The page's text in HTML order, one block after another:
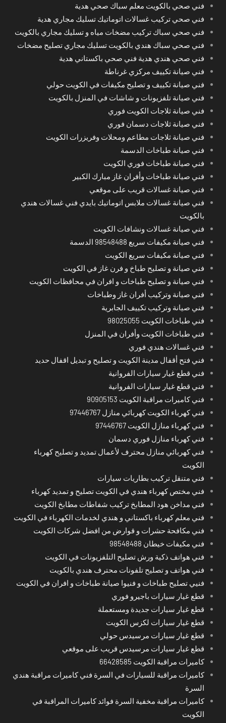
فني صحي بالكويت معلم سباك صحي هدية
فني صحي تركيب غسالات اتوماتيك تسليك مجاري هدية
فني صحي سباك تركيب مضخات مياه و تسليك مجاري بالكويت
فني صحي سباك هندي بالكويت تسليك مجاري تصليح مضخات
فني صحي هندي هدية فني صحي باكستاني هدية
فني صيانة تكييف مركزي غرناطة
فني صيانة تكييف و تصليح مكيفات في الكويت حولي
فني صيانة تلفزيونات و شاشات في المنزل بالكويت
فني صيانة ثلاجات الكويت فوري
فني صيانة ثلاجات دسمان فوري
فني صيانة ثلاجات مطاعم ومحلات وفريزرات الكويت
فني صيانة طباخات الدسمة
فني صيانة طباخات فوري الكويت
فني صيانة طباخات وأفران غاز مبارك الكبير
فني صيانة غسالات قريب على موقعي
فني صيانة غسالات ملابس اتوماتيك بايدي فني غسالات هندي
بالكويت
فني صيانة غسالات ونشافات الكويت
فني صيانة مكيفات سريع 98548488 الدسمة
فني صيانة مكيفات سريع الكويت
فني صيانة و تصليح طباخ و فرن غاز في الكويت
فني صيانة و تصليح طباخات و افران في محافظات الكويت
فني صيانة وتركيب أفران غاز وطباخات
فني صيانة وتركيب تكييف الجابرية
فني طباخات الكويت 98025055
فني طباخات الكويت وأفران في المنزل
فني غسالات هندي فوري
فني فتح أقفال مدينة الكويت و تصليح و تبديل اقفال حديد
فني قطع غيار سيارات الفروانية
فني قطع غيار سيارات الفروانية
فني كاميرات مراقبة الكويت 90905153
فني كهرباء الكويت كهربائي منازل 97446767
فني كهرباء منازل الكويت 97446767
فني كهرباء منازل فوري دسمان
فني كهربائي منازل محترف لأعمال تمديد و تصليح كهرباء
الكويت
فني متنقل تركيب بطاريات سيارات
فني مختص كهرباء هندي في الكويت تصليح و تمديد كهرباء
فني مداخن هود المطابخ تركيب شفاطات مطابخ الكويت
فني معلم كهرباء باكستاني و هندي لخدمات الكهرباء في الكويت
فني مكافحة حشرات و قوارض من افضل شركات الكويت
فني مكيفات خيطان 98548488
فني هواتف ذكية ورش تصليح التلفزيونات في الكويت
فني هواتف و تصليح تلفونات محترف هندي بالكويت
فنيي تصليح طباخات و فنيوا صيانة طباخات و افران في الكويت
قطع غيار سيارات باجيرو فوري
قطع غيار سيارات جديدة ومستعملة
قطع غيار سيارات لكزس الكويت
قطع غيار سيارات مرسيدس حولي
قطع غيار سيارات مرسيدس قريب على موقعي
كاميرات مراقبة الكويت 66428585
كاميرات مراقبة للسيارات في السرة فني كاميرات مراقبة هندي
السرة
كاميرات مراقبة مخفية السرة فوائد كاميرات المراقبة في
الكويت